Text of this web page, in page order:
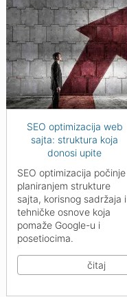
SEO optimizacija web
sajta: struktura koja
donosi upite
SEO optimizacija počinje
planiranjem strukture
sajta, korisnog sadržaja i
tehničke osnove koja
pomaže Google-u i
posetiocima.
čitaj